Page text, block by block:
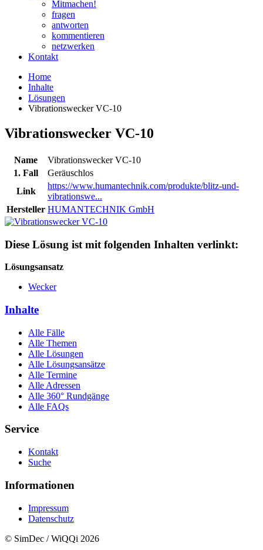
Mitmachen!
fragen
antworten
kommentieren
netzwerken
Kontakt
Home
Inhalte
Lösungen
Vibrationswecker VC-10
Vibrationswecker VC-10
Name
Vibrationswecker VC-10
1. Fall
Geräuschlos
Link
https://www.humantechnik.com/produkte/blitz-und-
vibrationswe...
Hersteller HUMANTECHNIK GmbH
Diese Lösung ist mit folgenden Inhalten verlinkt:
Lösungsansatz
Wecker
Inhalte
Alle Fälle
Alle Themen
Alle Lösungen
Alle Lösungsansätze
Alle Termine
Alle Adressen
Alle 360° Rundgänge
Alle FAQs
Service
Kontakt
Suche
Informationen
Impressum
Datenschutz
© SimDec / WiQQi 2026